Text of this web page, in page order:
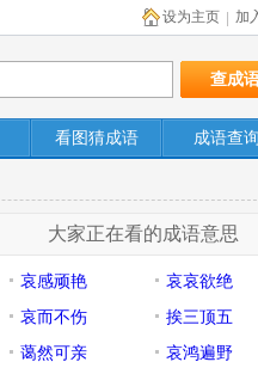
加
设为主页
看图猜成语 成语查询
大家正在看的成语意思
哀感顽艳
哀哀欲绝
哀而不伤
挨三顶五
蔼然可亲
哀鸿遍野